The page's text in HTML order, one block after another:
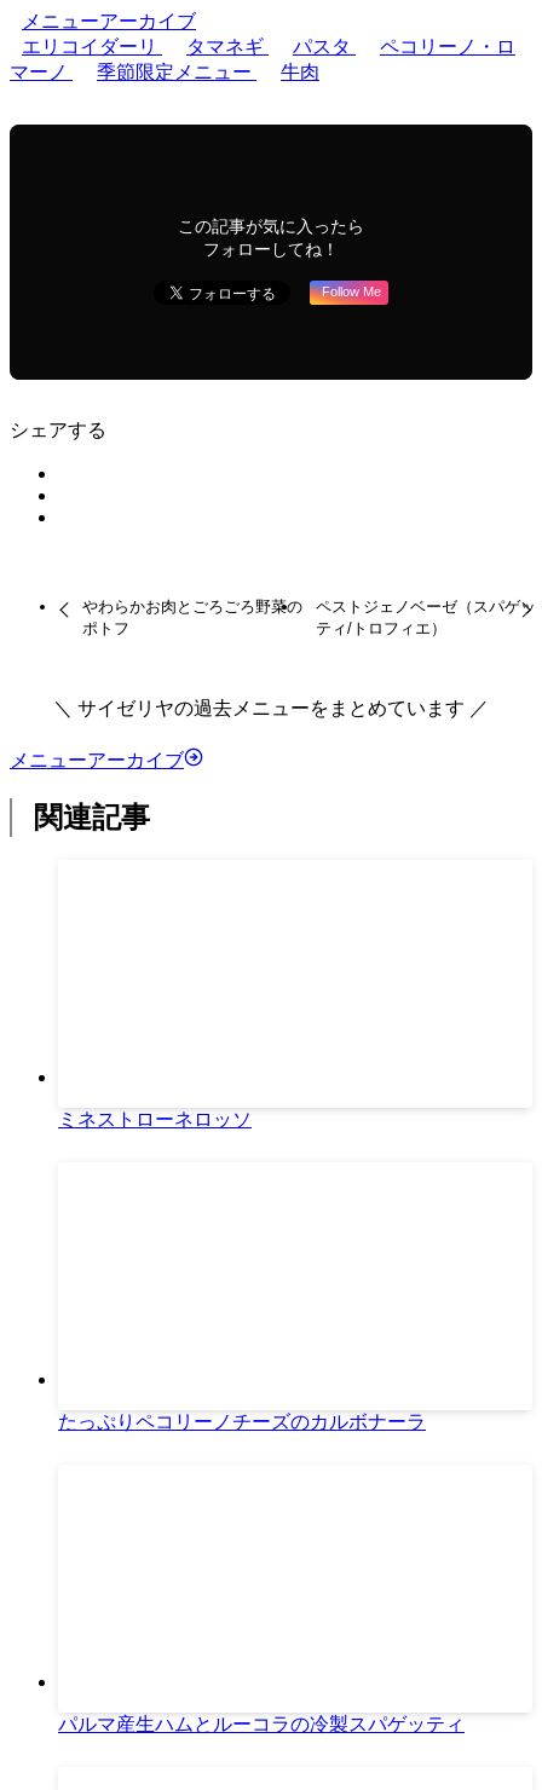
メニューアーカイブ
エリコイダーリ
タマネギ パスタ
ペコリーノ・ロ
マーノ
季節限定メニュー 牛肉
この記事が気に入ったら
フォローしてね！
Follow Me
シェアする
やわらかお肉とごろごろ野菜の
ポトフ
ペストジェノベーゼ（スパゲッ
ティ/トロフィエ）
＼ サイゼリヤの過去メニューをまとめています ／
メニューアーカイブ
関連記事
ミネストローネロッソ
たっぷりペコリーノチーズのカルボナーラ
パルマ産生ハムとルーコラの冷製スパゲッティ